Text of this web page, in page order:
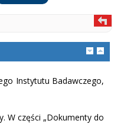
Instytutu Badawczego,
W części „Dokumenty do